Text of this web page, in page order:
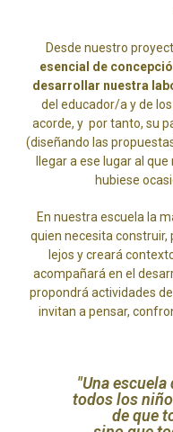
Desde nuestro
esencial de
desarrollar nuestra
del educador/a y de
acorde, y por tanto, su
(diseñando las
llegar a ese lugar al
hubiese
En nuestra escuela la
quien necesita construir,
lejos y creará
acompañará en el
propondrá actividades
invitan a pensar,
"Una escuela
todos los
de que